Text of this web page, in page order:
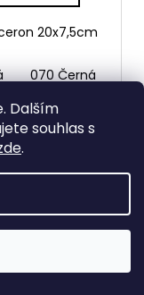
Dalším
souhlas s
.
091 Zlatá
20x7,5cm
070 Černá
🐾
🐾
🐾